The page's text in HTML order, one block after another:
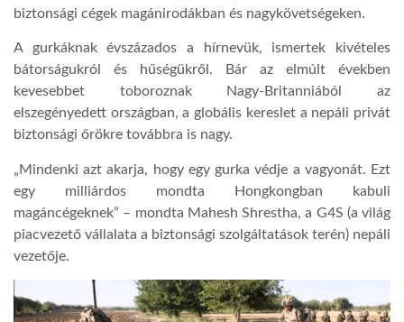
biztonsági cégek magánirodákban és nagykövetségeken.
A gurkáknak évszázados a hírnevük, ismertek kivételes
bátorságukról és hűségükről. Bár az elmúlt években
kevesebbet toboroznak Nagy-Britanniából az
elszegényedett országban, a globális kereslet a nepáli privát
biztonsági őrökre továbbra is nagy.
„Mindenki azt akarja, hogy egy gurka védje a vagyonát. Ezt
egy milliárdos mondta Hongkongban kabuli
magáncégeknek” – mondta Mahesh Shrestha, a G4S (a világ
piacvezető vállalata a biztonsági szolgáltatások terén) nepáli
vezetője.